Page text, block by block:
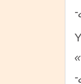
-
-